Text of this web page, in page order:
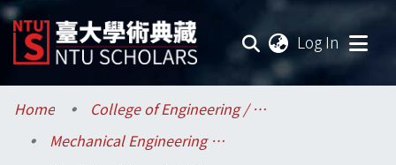
Log In
Communities & Collections
Research Outputs
Home
College of Engineering / 工學院
Mechanical Engineering / 機械工程學系